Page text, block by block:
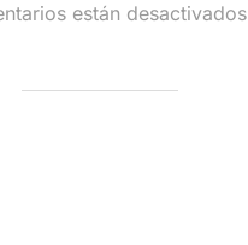
están desactivados